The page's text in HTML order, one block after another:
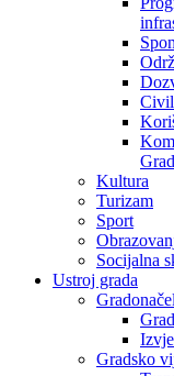
Kultura
Turizam
Sport
Socijalna
Ustroj grada
Gradsko